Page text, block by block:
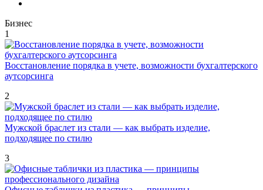
Бизнес
1
Восстановление порядка в учете, возможности бухгалтерского
аутсорсинга
2
Мужской браслет из стали — как выбрать изделие,
подходящее по стилю
3